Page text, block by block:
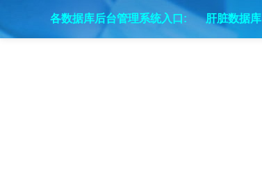
各数据库后台管理系统入口: 肝脏数据库